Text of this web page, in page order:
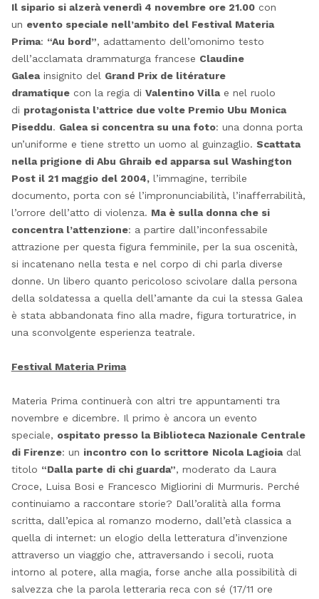
Il sipario si alzerà venerdì 4 novembre ore 21.00con
un evento speciale nell’ambito del Festival Materia
Prima: “Au bord”, adattamento dell’omonimo testo
dell’acclamata drammaturga francese Claudine
Galeainsignito del Grand Prix de litérature
dramatiquecon la regia di Valentino Villae nel ruolo
di protagonista l’attrice due volte Premio Ubu Monica
Piseddu. Galea si concentra su una foto: una donna porta
un’uniforme e tiene stretto un uomo al guinzaglio. Scattata
nella prigione di Abu Ghraib ed apparsa sul Washington
Post il 21 maggio del 2004,l’immagine, terribile
documento, porta con sé l’impronunciabilità, l’inafferrabilità,
l’orrore dell’atto di violenza. Ma è sulla donna che si
concentra l’attenzione: a partire dall’inconfessabile
attrazione per questa figura femminile, per la sua oscenità,
si incatenano nella testa e nel corpo di chi parla diverse
donne. Un libero quanto pericoloso scivolare dalla persona
della soldatessa a quella dell’amante da cui la stessa Galea
è stata abbandonata fino alla madre, figura torturatrice, in
una sconvolgente esperienza teatrale.
Festival Materia Prima
Materia Prima continuerà con altri tre appuntamenti tra
novembre e dicembre. Il primo è ancora un evento
speciale, ospitato presso la Biblioteca Nazionale Centrale
di Firenze: un incontro con lo scrittore Nicola Lagioiadal
titolo “Dalla parte di chi guarda”, moderato da Laura
Croce, Luisa Bosi e Francesco Migliorini di Murmuris. Perché
continuiamo a raccontare storie? Dall’oralità alla forma
scritta, dall’epica al romanzo moderno, dall’età classica a
quella di internet: un elogio della letteratura d’invenzione
attraverso un viaggio che, attraversando i secoli, ruota
intorno al potere, alla magia, forse anche alla possibilità di
salvezza che la parola letteraria reca con sé (17/11 ore